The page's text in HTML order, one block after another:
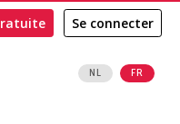
NL FR
Se connecter